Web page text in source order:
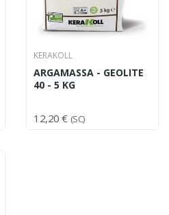
KERAKOLL
ARGAMASSA - GEOLITE
40 - 5 KG
12,20 € (SC)